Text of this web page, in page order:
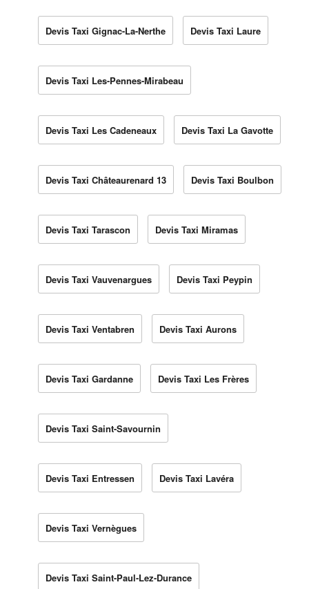
Devis Taxi Gignac-La-Nerthe Devis Taxi Laure
Devis Taxi Les-Pennes-Mirabeau
Devis Taxi Les Cadeneaux Devis Taxi La Gavotte
Devis Taxi Châteaurenard 13 Devis Taxi Boulbon
Devis Taxi Tarascon Devis Taxi Miramas
Devis Taxi Vauvenargues Devis Taxi Peypin
Devis Taxi Ventabren Devis Taxi Aurons
Devis Taxi Gardanne Devis Taxi Les Frères
Devis Taxi Saint-Savournin
Devis Taxi Entressen Devis Taxi Lavéra
Devis Taxi Vernègues
Devis Taxi Saint-Paul-Lez-Durance